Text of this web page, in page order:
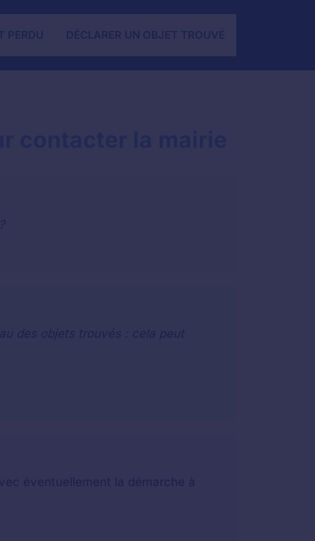
PERDU DÉCLARER UN OBJET TROUVÉ